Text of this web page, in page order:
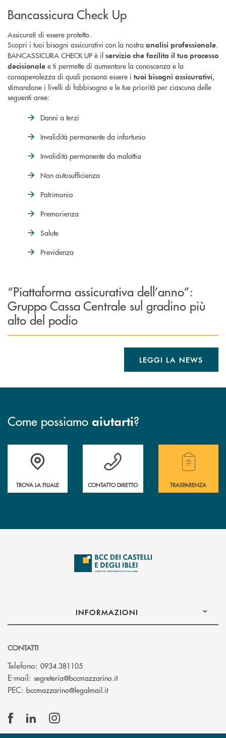
Bancassicura Check Up
Assicurati di essere protetto.
Scopri i tuoi bisogni assicurativi con la nostra analisi professionale.
BANCASSICURA CHECK UP è il servizio che facilita il tuo processo
decisionale e ti permette di aumentare la conoscenza e la
consapevolezza di quali possono essere i tuoi bisogni assicurativi,
stimandone i livelli di fabbisogno e le tue priorità per ciascuna delle
seguenti aree:
Danni a terzi
Invalidità permanente da infortunio
Invalidità permanente da malattia
Non autosufficienza
Patrimonio
Premorienza
Salute
Previdenza
“Piattaforma assicurativa dell’anno”:
Gruppo Cassa Centrale sul gradino più
alto del podio
LEGGI LA NEWS
Come possiamo aiutarti?
Accedi all' elenco completo delle filiali .
TROVA LA FILIALE
Hai bisogno di assistenza immediata?
CONTATTO DIRETTO
Hai bisogno di
TRASPARENZA
INFORMAZIONI
CONTATTI
Telefono: 0934.381105
E-mail: segreteria@bccmazzarino.it(si apre l’app di posta
PEC: bccmazzarino@legalmail.it(si apre l’app di posta elettronica)